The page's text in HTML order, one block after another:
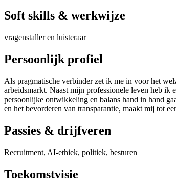
Soft skills & werkwijze
vragenstaller en luisteraar
Persoonlijk profiel
Als pragmatische verbinder zet ik me in voor het
arbeidsmarkt. Naast mijn professionele leven heb
persoonlijke ontwikkeling en balans hand in hand
en het bevorderen van transparantie, maakt mij tot
Passies & drijfveren
Recruitment, AI-ethiek, politiek, besturen
Toekomstvisie